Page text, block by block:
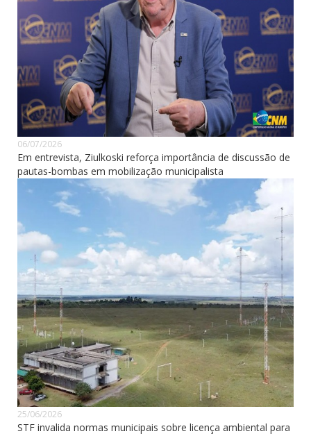
06/07/2026
Em entrevista, Ziulkoski reforça importância de discussão de
pautas-bombas em mobilização municipalista
25/06/2026
STF invalida normas municipais sobre licença ambiental para